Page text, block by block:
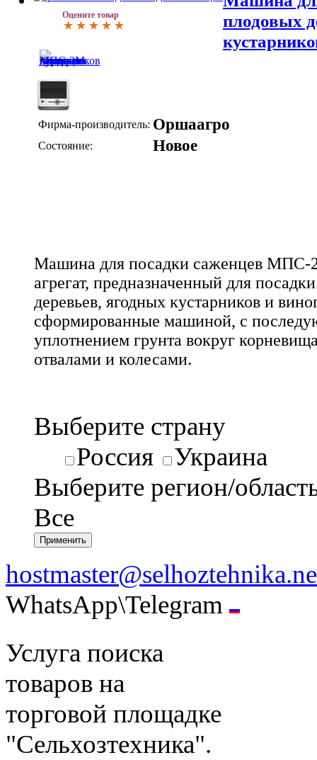
Оцените товар
плодовых
Фирма-производитель: Оршаагро
Состояние: Новое
Машина для посадки саженцев МПС-
агрегат, предназначенный для
деревьев, ягодных кустарников и
сформированные машиной, с
уплотнением грунта вокруг
отвалами и колесами.
Выберите страну
Россия
Украина
Выберите регион/
Все
WhatsApp\Telegram
Услуга поиска
товаров на
торговой площадке
"Сельхозтехника".